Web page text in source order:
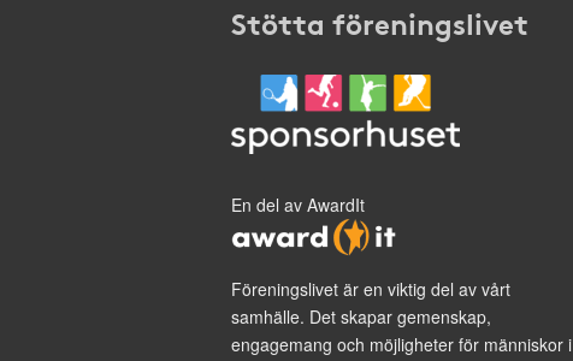
Stötta föreningslivet
En del av AwardIt
Föreningslivet är en viktig del av vårt
samhälle. Det skapar gemenskap,
engagemang och möjligheter för människor i